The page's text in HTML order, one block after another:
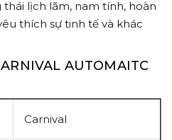
lịch lãm, nam tính, hoàn
thích sự tinh tế và khác
AUTOMAITC
Carnival